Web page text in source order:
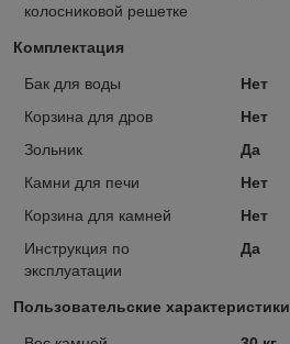
колосниковой решетке
Комплектация
Бак для воды
Нет
Корзина для дров
Нет
Зольник
Да
Камни для печи
Нет
Корзина для камней
Нет
Инструкция по
эксплуатации
Да
Пользовательские характеристики